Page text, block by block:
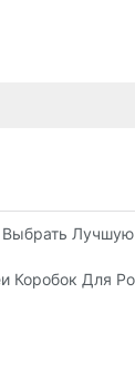
Выбрать
Повышающий
Коробок Для